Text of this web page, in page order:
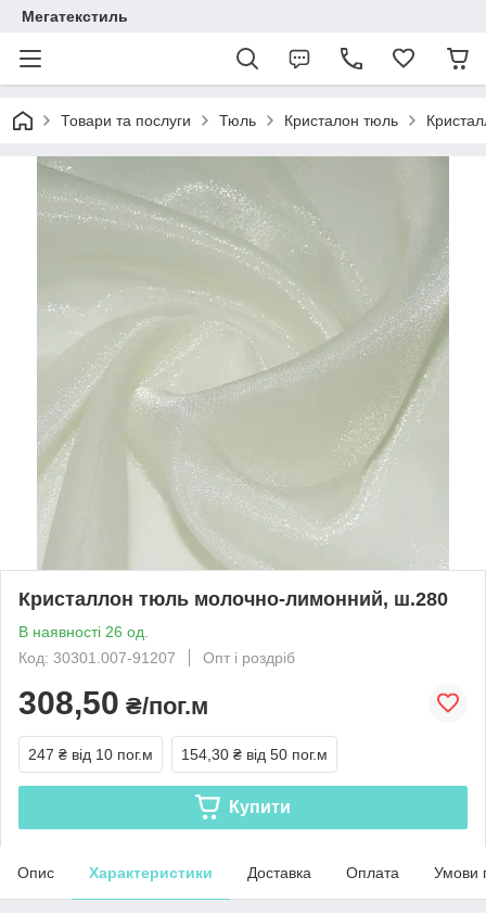
Мегатекстиль
Товари та послуги Тюль Кристалон тюль
Кристаллон тюль молочно-лимонний, ш.280
В наявності 26 од.
Код: 30301.007-91207
Опт і роздріб
308,50 ₴/пог.м
247 ₴ від 10 пог.м 154,30 ₴ від 50 пог.м
Купити
Опис Характеристики Доставка Оплата Умови